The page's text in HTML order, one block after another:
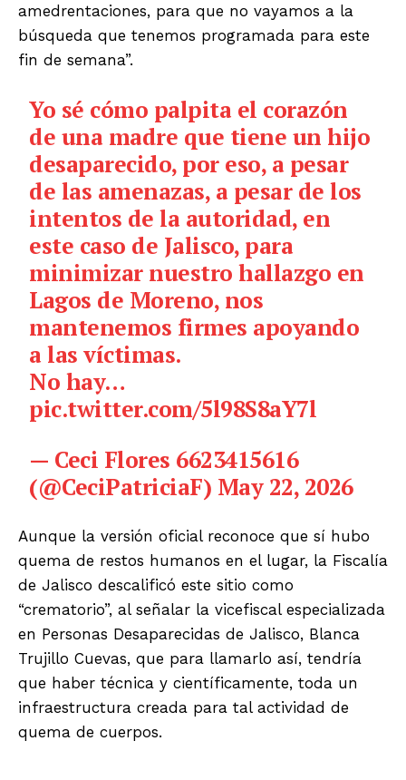
amedrentaciones, para que no vayamos a la
búsqueda que tenemos programada para este
fin de semana”.
Yo sé cómo palpita el corazón
de una madre que tiene un hijo
desaparecido, por eso, a pesar
de las amenazas, a pesar de los
intentos de la autoridad, en
este caso de Jalisco, para
minimizar nuestro hallazgo en
Lagos de Moreno, nos
mantenemos firmes apoyando
a las víctimas.
No hay…
pic.twitter.com/5l98S8aY7l
— Ceci Flores 6623415616
(@CeciPatriciaF) May 22, 2026
Aunque la versión oficial reconoce que sí hubo
quema de restos humanos en el lugar, la Fiscalía
de Jalisco descalificó este sitio como
“crematorio”, al señalar la vicefiscal especializada
en Personas Desaparecidas de Jalisco, Blanca
Trujillo Cuevas, que para llamarlo así, tendría
que haber técnica y científicamente, toda un
infraestructura creada para tal actividad de
quema de cuerpos.